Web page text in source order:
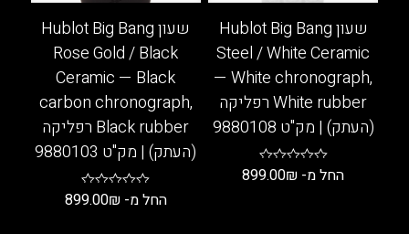
שעון Hublot Big Bang
Steel / White Ceramic
— White chronograph,
White rubber רפליקה
(העתק) | מק"ט 9880108
החל מ- 899.00₪
שעון Hublot Big Bang
Rose Gold / Black
Ceramic — Black
carbon chronograph,
Black rubber רפליקה
(העתק) | מק"ט 9880103
החל מ- 899.00₪